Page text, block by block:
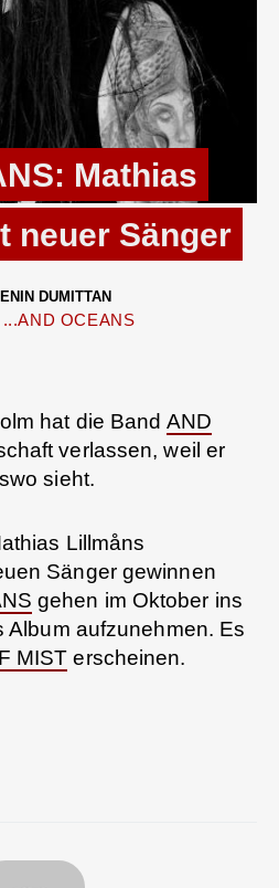
Mathias
neuer Sänger
DUMITTAN
...AND OCEANS
hat die Band AND
verlassen, weil er
sieht.
Lillmåns
Sänger gewinnen
gehen im Oktober ins
Album aufzunehmen. Es
MIST erscheinen.